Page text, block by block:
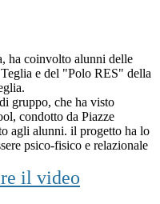
ha coinvolto alunni delle
e del "Polo RES" della
gruppo, che ha visto
condotto da Piazze
agli alunni. il progetto ha lo
psico-fisico e relazionale
il video